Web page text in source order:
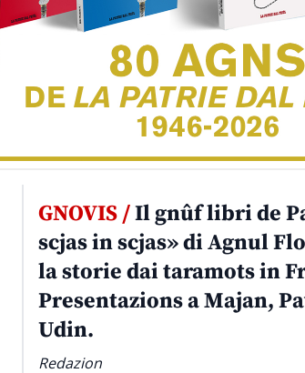
GNOVIS /Il gnûf libri de
scjas in scjas» di Agnul
la storie dai taramots in
Presentazions a Majan,
Udin.
Redazion